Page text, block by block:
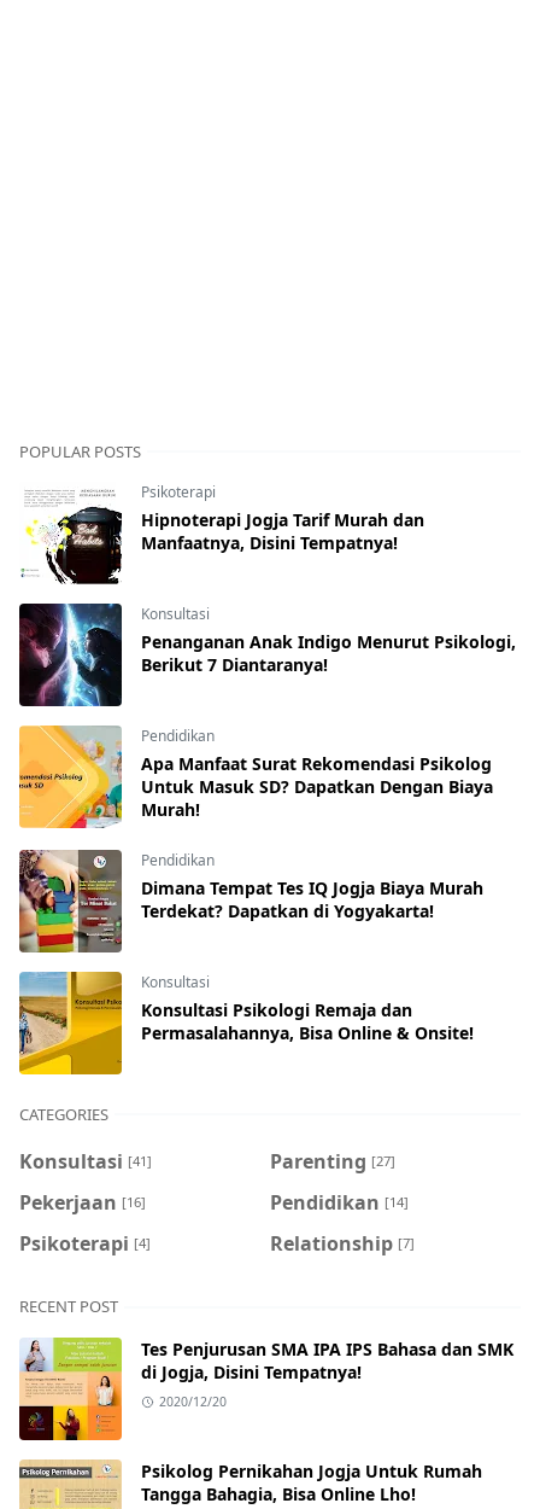
POPULAR POSTS
Psikoterapi
Hipnoterapi Jogja Tarif Murah dan
Manfaatnya, Disini Tempatnya!
Konsultasi
Penanganan Anak Indigo Menurut Psikologi,
Berikut 7 Diantaranya!
Pendidikan
Apa Manfaat Surat Rekomendasi Psikolog
Untuk Masuk SD? Dapatkan Dengan Biaya
Murah!
Pendidikan
Dimana Tempat Tes IQ Jogja Biaya Murah
Terdekat? Dapatkan di Yogyakarta!
Konsultasi
Konsultasi Psikologi Remaja dan
Permasalahannya, Bisa Online & Onsite!
CATEGORIES
Konsultasi [41] Parenting [27]
Pekerjaan [16] Pendidikan [14]
Psikoterapi [4] Relationship [7]
RECENT POST
Tes Penjurusan SMA IPA IPS Bahasa dan SMK
di Jogja, Disini Tempatnya!
2020/12/20
Psikolog Pernikahan Jogja Untuk Rumah
Tangga Bahagia, Bisa Online Lho!